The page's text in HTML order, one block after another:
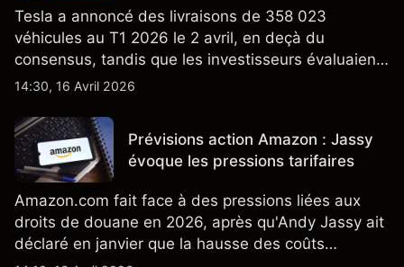
Tesla a annoncé des livraisons de 358 023
véhicules au T1 2026 le 2 avril, en deçà du
consensus, tandis que les investisseurs évaluaient
également la croissance des stocks et les projets
nouveau SUV. Découvrez les objectifs de cours
TSLA d'analystes tiers.
14:30, 16 Avril 2026
Prévisions action Amazon : Jassy
évoque les pressions tarifaires
Amazon.com fait face à des pressions liées aux
droits de douane en 2026, après qu'Andy Jassy ait
déclaré en janvier que la hausse des coûts